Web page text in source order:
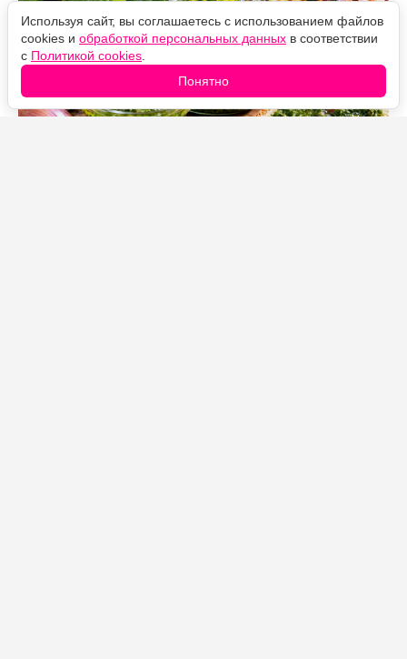
Используя сайт, вы соглашаетесь с использованием файлов
cookies и обработкой персональных данных в соответствии
с Политикой cookies
Понятно